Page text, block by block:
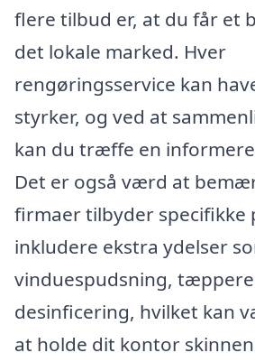
flere tilbud er, at du får et
det lokale marked. Hver
rengøringsservice kan
styrker, og ved at
kan du træffe en
Det er også værd at
firmaer tilbyder specifikke
inkludere ekstra ydelser
vinduespudsning,
desinficering, hvilket kan
at holde dit kontor